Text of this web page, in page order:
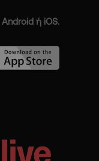
ή iOS.